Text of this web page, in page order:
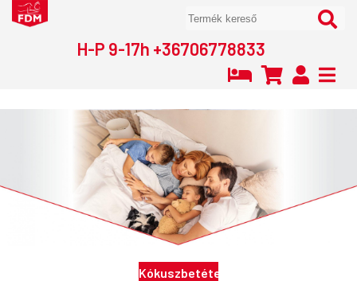
H-P 9-17h +36706778833
Kókuszbetétes